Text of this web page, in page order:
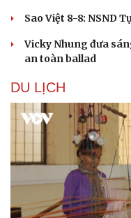
Sao Việt 8-8: NSND
Vicky Nhung đưa
an toàn ballad
DU LỊCH